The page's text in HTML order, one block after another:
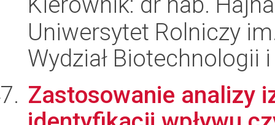
Uniwersytet Rolniczy
Wydział Biotechnologii
Zastosowanie analizy